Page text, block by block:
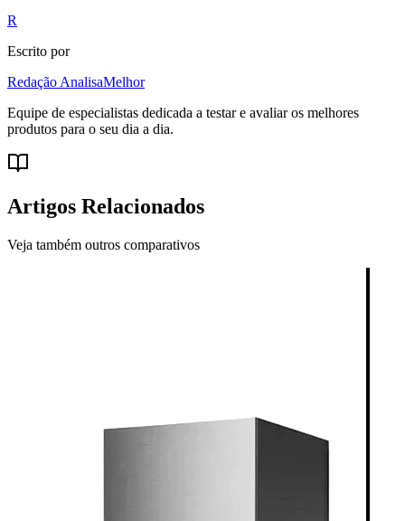
R
Escrito por
Redação AnalisaMelhor
Equipe de especialistas dedicada a testar e avaliar os melhores
produtos para o seu dia a dia.
Artigos Relacionados
Veja também outros comparativos